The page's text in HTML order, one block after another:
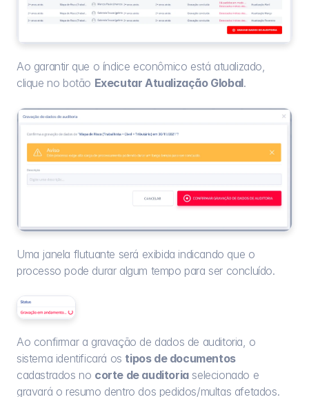
Ao garantir que o índice econômico está atualizado,
clique no botão Executar Atualização Global.
Uma janela flutuante será exibida indicando que o
processo pode durar algum tempo para ser concluído.
Ao confirmar a gravação de dados de auditoria, o
sistema identificará os tipos de documentos
cadastrados no corte de auditoria selecionado e
gravará o resumo dentro dos pedidos/multas afetados.